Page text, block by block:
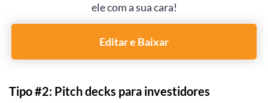
ele com a sua cara!
Editar e Baixar
Tipo #2: Pitch decks para investidores